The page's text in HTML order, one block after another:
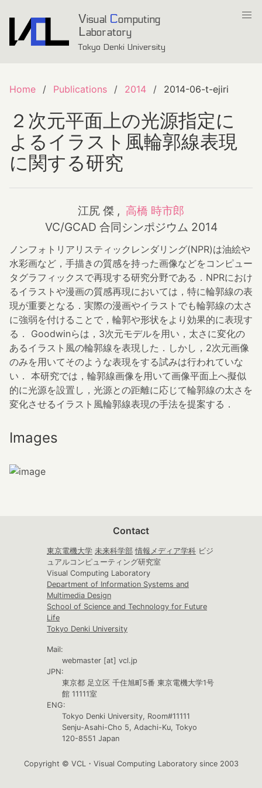
Visual Computing
Laboratory
Tokyo Denki University
Home Publications 2014 2014-06-t-ejiri
２次元平面上の光源指定に
よるイラスト風輪郭線表現
に関する研究
江尻 傑 , 高橋 時市郎
VC/GCAD 合同シンポジウム 2014
ノンフォトリアリスティックレンダリング(NPR)は油絵や
水彩画など，手描きの質感を持った画像などをコンピュー
タグラフィックスで再現する研究分野である．NPRにおけ
るイラストや漫画の質感再現においては，特に輪郭線の表
現が重要となる．実際の漫画やイラストでも輪郭線の太さ
に強弱を付けることで，輪郭や形状をより効果的に表現す
る． Goodwinらは，3次元モデルを用い，太さに変化の
あるイラスト風の輪郭線を表現した．しかし，2次元画像
のみを用いてそのような表現をする試みは行われていな
い． 本研究では，輪郭線画像を用いて画像平面上へ擬似
的に光源を設置し，光源との距離に応じて輪郭線の太さを
変化させるイラスト風輪郭線表現の手法を提案する．
Images
Contact
東京電機大学 未来科学部 情報メディア学科 ビジ
ュアルコンピューティング研究室
Visual Computing Laboratory
Department of Information Systems and
Multimedia Design
School of Science and Technology for Future
Life
Tokyo Denki University
Mail:
webmaster [at] vcl.jp
JPN:
東京都 足立区 千住旭町5番 東京電機大学1号
館 11111室
ENG:
Tokyo Denki University, Room#11111
Senju-Asahi-Cho 5, Adachi-Ku, Tokyo
120-8551 Japan
Copyright © VCL・Visual Computing Laboratory since 2003